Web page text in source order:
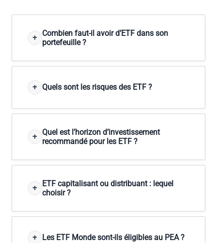
Combien faut-il avoir d’ETF dans son
portefeuille ?
Quels sont les risques des ETF ?
Quel est l’horizon d’investissement
recommandé pour les ETF ?
ETF capitalisant ou distribuant : lequel
choisir ?
Les ETF Monde sont-ils éligibles au PEA ?